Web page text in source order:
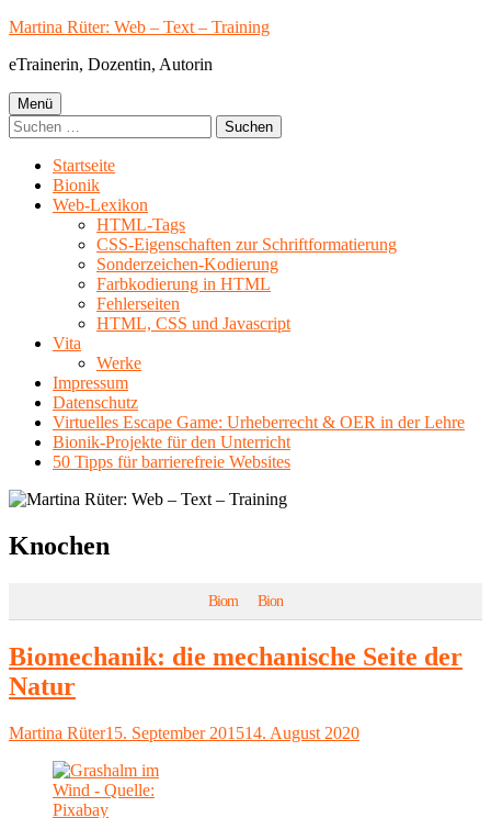
Springe
Inhalt
Martina Rüter: Web – Text – Training
eTrainerin, Dozentin, Autorin
Primäres
Menü
Menü
Suchen
nach:
Startseite
Bionik
Web-Lexikon
HTML-Tags
CSS-Eigenschaften zur Schriftformatierung
Sonderzeichen-Kodierung
Farbkodierung in HTML
Fehlerseiten
HTML, CSS und Javascript
Vita
Werke
Impressum
Datenschutz
Virtuelles Escape Game: Urheberrecht & OER in der Lehre
Bionik-Projekte für den Unterricht
50 Tipps für barrierefreie Websites
Schlagwort:
Knochen
Biom Bion
Biomechanik: die mechanische Seite der
Natur
Autor
Martina RüterVeröffentlicht
15. September 201514. August 2020